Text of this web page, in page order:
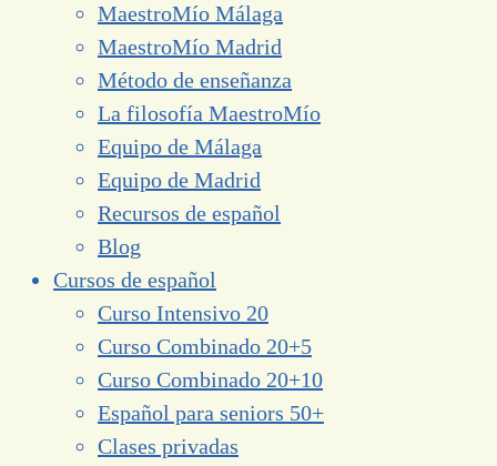
MaestroMío Málaga
MaestroMío Madrid
Método de enseñanza
La filosofía MaestroMío
Equipo de Málaga
Equipo de Madrid
Recursos de español
Blog
Cursos de español
Curso Intensivo 20
Curso Combinado 20+5
Curso Combinado 20+10
Español para seniors 50+
Clases privadas